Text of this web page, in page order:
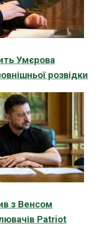
Умєрова
розвідки
з Венсом
Patriot